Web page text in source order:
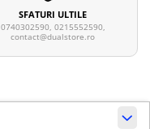
SFATURI ULTILE
0740302590, 0215552590,
contact@dualstore.ro